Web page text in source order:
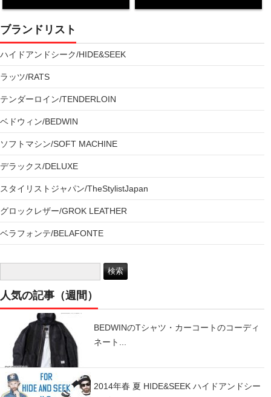
ブランドリスト
ハイドアンドシーク/HIDE&SEEK
ラッツ/RATS
テンダーロイン/TENDERLOIN
ベドウィン/BEDWIN
ソフトマシン/SOFT MACHINE
デラックス/DELUXE
スタイリストジャパン/TheStylistJapan
グロックレザー/GROK LEATHER
ベラフォンテ/BELAFONTE
人気の記事（週間）
BEDWINのTシャツ・カーコートのコーディ
ネート...
2014年春 夏 HIDE&SEEK ハイドアンドシー